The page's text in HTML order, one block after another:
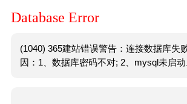
Database Error
(1040) 365建站错误警告：连接数据库失
因：1、数据库密码不对; 2、mysql未启动